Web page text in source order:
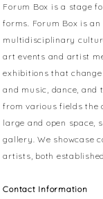
Forum Box is a stage
forms. Forum Box is
multidisciplinary
art events and artist
exhibitions that
and music, dance, and
from various fields
large and open space,
gallery. We showcase
artists, both
Contact Information